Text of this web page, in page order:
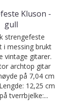
Kluson -
gull
strengefeste
i messing brukt
vintage gitarer.
archtop gitar
på 7,04 cm
12,25 cm
tverrbjelke:...